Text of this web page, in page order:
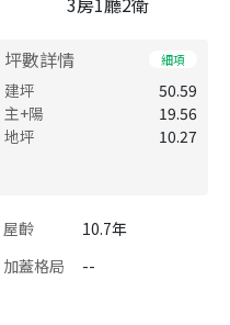
坪數詳情 細項
建坪
50.59
主+陽
19.56
地坪
10.27
屋齡
10.7年
加蓋格局
--